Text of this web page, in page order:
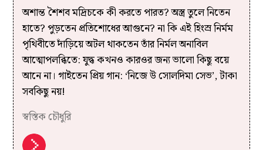
অশান্ত শৈশব মদ্রিচকে কী করতে পারত? অস্ত্র তুলে নিতেন
হাতে? পুড়তেন প্রতিশোধের আগুনে? না কি এই হিংস্র নির্মম
পৃথিবীতে দাঁড়িয়ে অটল থাকতেন তাঁর নির্মল অনাবিল
আত্মোপলব্ধিতে: যুদ্ধ কখনও কারওর জন্য ভালো কিছু বয়ে
আনে না। গাইতেন প্রিয় গান: ‘নিজে উ সোলদিমা সেভ’, টাকা
সবকিছু নয়!
স্বস্তিক চৌধুরি